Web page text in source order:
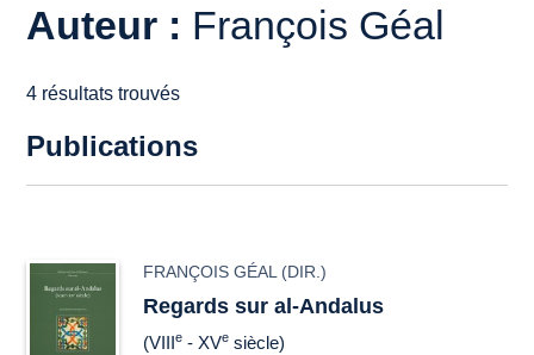
Auteur : François Géal
4 résultats trouvés
Publications
FRANÇOIS GÉAL (DIR.)
Regards sur al-Andalus
(VIIIe - XVe siècle)